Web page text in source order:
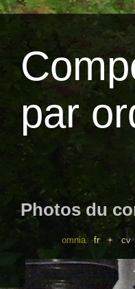
par
Photos du
omnia fr + cv